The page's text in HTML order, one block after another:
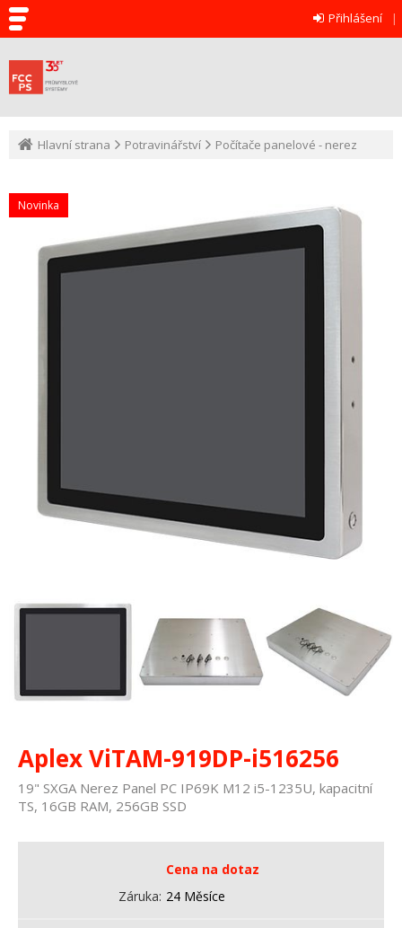
Přihlášení
Hlavní strana Potravinářství Počítače panelové - nerez
Novinka
Aplex ViTAM-919DP-i516256
19" SXGA Nerez Panel PC IP69K M12 i5-1235U, kapacitní
TS, 16GB RAM, 256GB SSD
Cena na dotaz
Záruka 24 Měsíce